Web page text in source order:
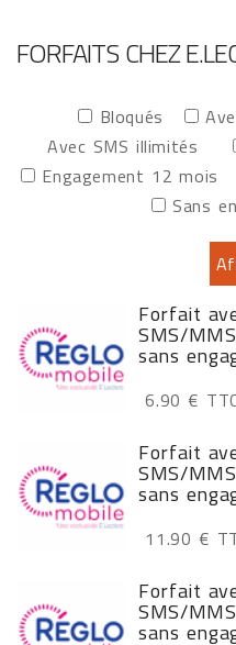
FORFAITS CHEZ
Bloqués
Avec SMS illimités
Engagement 12 mois
Sans
Forfait
SMS/
sans
6.90 €
Forfait
SMS/
sans
11.90 €
Forfait
SMS/
sans